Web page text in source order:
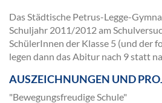
Das Städtische Petrus-Legge-
Schuljahr 2011/2012 am
SchülerInnen der Klasse 5 (und der
legen dann das Abitur nach 9 statt
AUSZEICHNUNGEN UND
"Bewegungsfreudige Schule"